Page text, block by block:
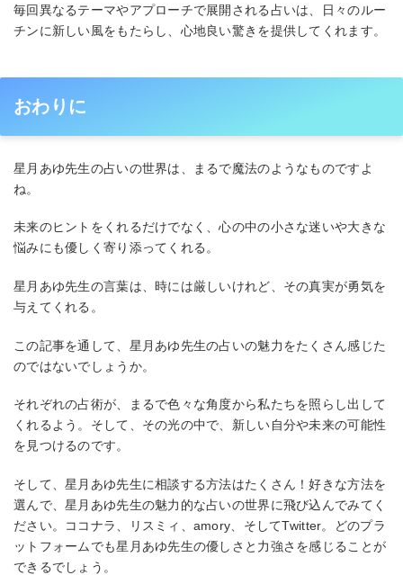
毎回異なるテーマやアプローチで展開される占いは、日々のルー
チンに新しい風をもたらし、心地良い驚きを提供してくれます。
おわりに
星月あゆ先生の占いの世界は、まるで魔法のようなものですよ
ね。
未来のヒントをくれるだけでなく、心の中の小さな迷いや大きな
悩みにも優しく寄り添ってくれる。
星月あゆ先生の言葉は、時には厳しいけれど、その真実が勇気を
与えてくれる。
この記事を通して、星月あゆ先生の占いの魅力をたくさん感じた
のではないでしょうか。
それぞれの占術が、まるで色々な角度から私たちを照らし出して
くれるよう。そして、その光の中で、新しい自分や未来の可能性
を見つけるのです。
そして、星月あゆ先生に相談する方法はたくさん！好きな方法を
選んで、星月あゆ先生の魅力的な占いの世界に飛び込んでみてく
ださい。ココナラ、リスミィ、amory、そしてTwitter。どのプラ
ットフォームでも星月あゆ先生の優しさと力強さを感じることが
できるでしょう。